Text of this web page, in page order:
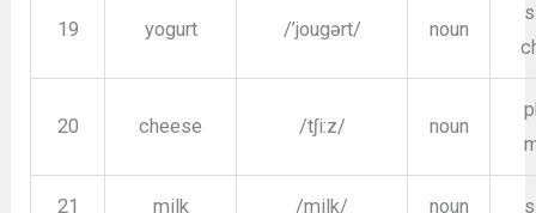
19 yogurt /’jougərt/ noun
20 cheese /tʃi:z/ noun
21 milk /milk/ noun